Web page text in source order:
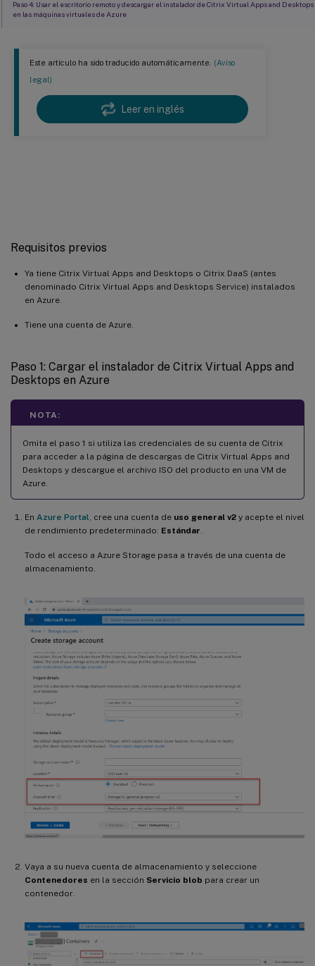
Este artículo ha sido traducido automáticamente. (Aviso
legal)
Leer en inglés
Requisitos previos
Ya tiene Citrix Virtual Apps and Desktops o Citrix DaaS (antes
denominado Citrix Virtual Apps and Desktops Service) instalados
en Azure.
Tiene una cuenta de Azure.
Paso 1: Cargar el instalador de Citrix Virtual Apps and
Desktops en Azure
NOTA:
Omita el paso 1 si utiliza las credenciales de su cuenta de Citrix
para acceder a la página de descargas de Citrix Virtual Apps and
Desktops y descargue el archivo ISO del producto en una VM de
Azure.
En Azure Portal , cree una cuenta de uso general v2 y acepte el nivel
de rendimiento predeterminado: Estándar
Todo el acceso a Azure Storage pasa a través de una cuenta de
almacenamiento.
Vaya a su nueva cuenta de almacenamiento y seleccione
Contenedores en la sección Servicio blob para crear un
contenedor.
Paso 4: Usar el escritorio remoto y descargar el instalador de Citrix Virtual Apps and Desktops
en las máquinas virtuales de Azure
Paso 6: Configurar un recurso compartido de archivos de Azure para almacenar grabaciones
Paso 7: Agregar un equilibrador de carga